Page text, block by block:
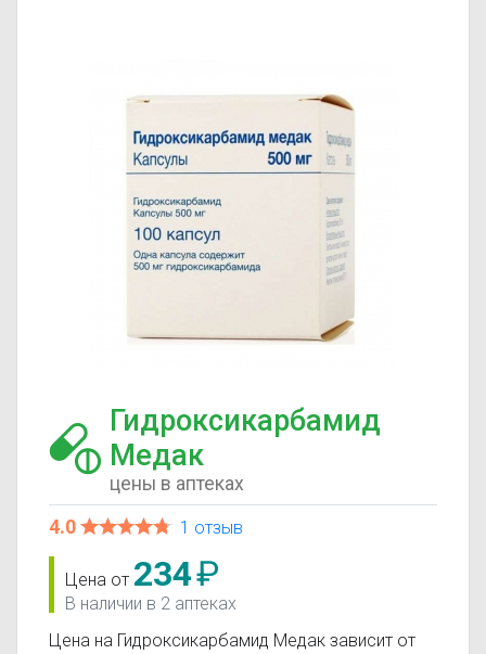
Гидроксикарбамид
Медак
цены в аптеках
4.0 1 отзыв
Цена от 234₽
В наличии в 2 аптеках
Цена на Гидроксикарбамид Медак зависит от